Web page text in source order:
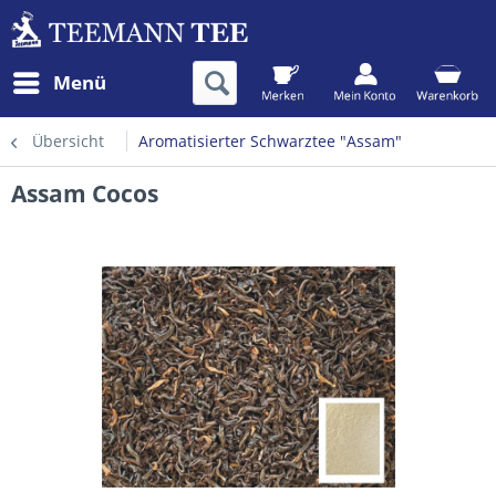
Menü
Übersicht Aromatisierter Schwarztee "Assam"
Assam Cocos